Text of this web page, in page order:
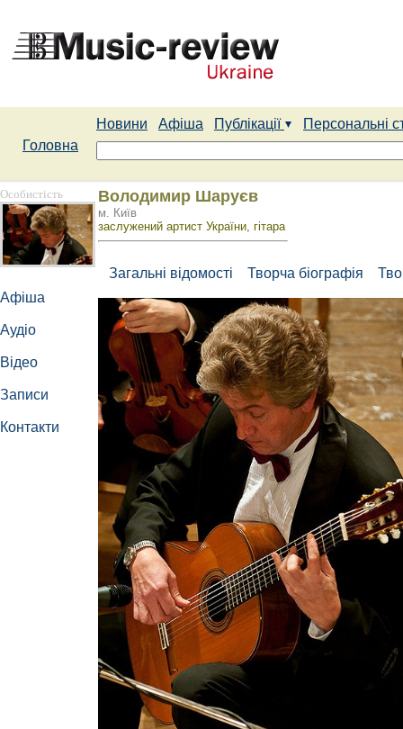
Новини Афіша Публікації
Персональні
Головна
Особистість
Афіша
Аудіо
Відео
Записи
Контакти
Володимир Шаруєв
м. Київ
заслужений артист України, гітара
Загальні відомості Творча біографія